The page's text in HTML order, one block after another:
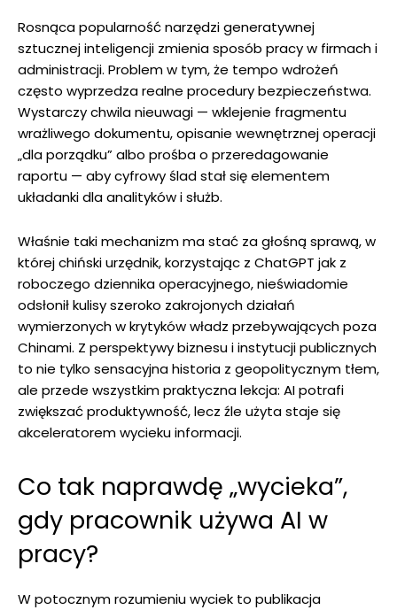
Rosnąca popularność narzędzi generatywnej
sztucznej inteligencji zmienia sposób pracy w firmach i
administracji. Problem w tym, że tempo wdrożeń
często wyprzedza realne procedury bezpieczeństwa.
Wystarczy chwila nieuwagi — wklejenie fragmentu
wrażliwego dokumentu, opisanie wewnętrznej operacji
„dla porządku” albo prośba o przeredagowanie
raportu — aby cyfrowy ślad stał się elementem
układanki dla analityków i służb.
Właśnie taki mechanizm ma stać za głośną sprawą, w
której chiński urzędnik, korzystając z ChatGPT jak z
roboczego dziennika operacyjnego, nieświadomie
odsłonił kulisy szeroko zakrojonych działań
wymierzonych w krytyków władz przebywających poza
Chinami. Z perspektywy biznesu i instytucji publicznych
to nie tylko sensacyjna historia z geopolitycznym tłem,
ale przede wszystkim praktyczna lekcja: AI potrafi
zwiększać produktywność, lecz źle użyta staje się
akceleratorem wycieku informacji.
Co tak naprawdę „wycieka”,
gdy pracownik używa AI w
pracy?
W potocznym rozumieniu wyciek to publikacja